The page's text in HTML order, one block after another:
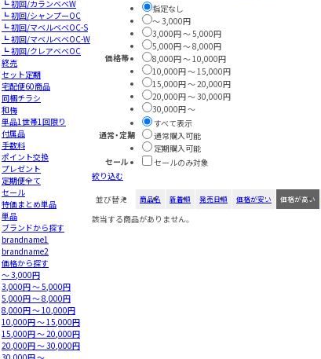
┗ 初回/カランベベW
┗ 初回/シャンプーOC
┗ 初回/マベルベベOC-S
┗ 初回/マベルベベOC-W
┗ 初回/クレアベベOC
終売
セット定期
宅配便60商品
同梱チラシ
和梅
単品1世帯1回限り
付属品
手数料
ポイント交換
プレゼント
定期便全て
セール
特価まとめ単品
単品
ブランドから探す
brandname1
brandname2
価格から探す
～ 3,000円
3,000円 ～ 5,000円
5,000円 ～ 8,000円
8,000円 ～ 10,000円
10,000円 ～ 15,000円
15,000円 ～ 20,000円
20,000円 ～ 30,000円
価格帯
指定なし
～ 3,000円
3,000円 ～ 5,000円
5,000円 ～ 8,000円
8,000円 ～ 10,000円
10,000円 ～ 15,000円
15,000円 ～ 20,000円
20,000円 ～ 30,000円
30,000円 ～
通常・定期
すべて表示
通常購入可能
定期購入可能
セール
セールのみ対象
絞り込む
並び替え
商品名 新着順 発売日順 価格が安い 価格が高い
該当する商品がありません。